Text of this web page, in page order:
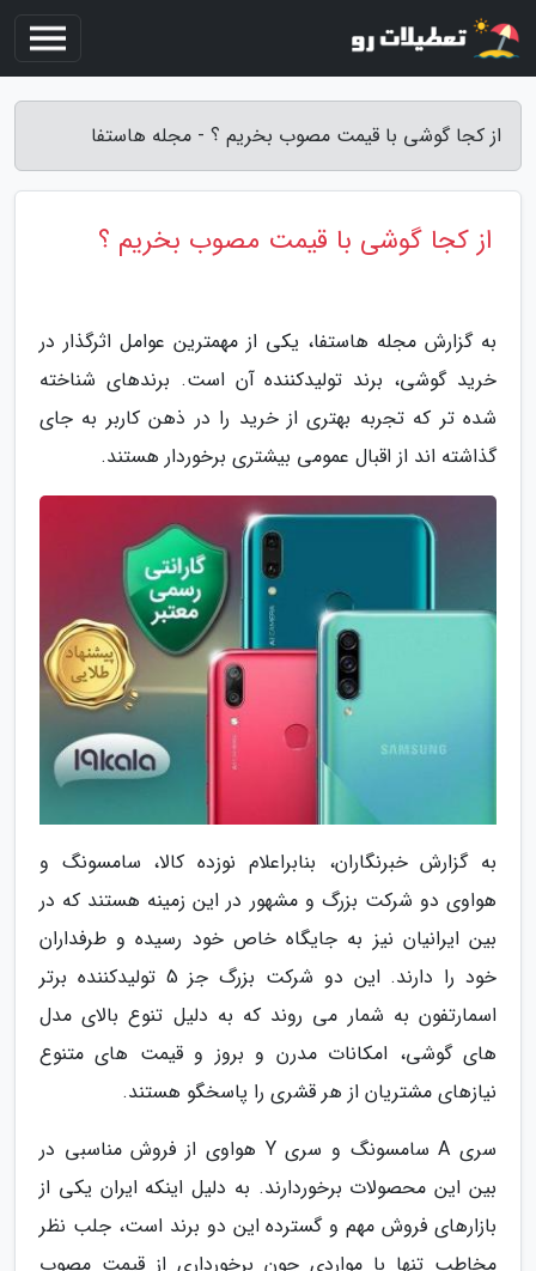
از کجا گوشی با قیمت مصوب بخریم ؟ - مجله هاستفا
از کجا گوشی با قیمت مصوب بخریم ؟
به گزارش مجله هاستفا، یکی از مهمترین عوامل اثرگذار در
خرید گوشی، برند تولیدکننده آن است. برندهای شناخته
شده تر که تجربه بهتری از خرید را در ذهن کاربر به جای
گذاشته اند از اقبال عمومی بیشتری برخوردار هستند.
به گزارش خبرنگاران، بنابراعلام نوزده کالا، سامسونگ و
هواوی دو شرکت بزرگ و مشهور در این زمینه هستند که در
بین ایرانیان نیز به جایگاه خاص خود رسیده و طرفداران
خود را دارند. این دو شرکت بزرگ جز 5 تولیدکننده برتر
اسمارتفون به شمار می روند که به دلیل تنوع بالای مدل
های گوشی، امکانات مدرن و بروز و قیمت های متنوع
نیازهای مشتریان از هر قشری را پاسخگو هستند.
سری A سامسونگ و سری Y هواوی از فروش مناسبی در
بین این محصولات برخوردارند. به دلیل اینکه ایران یکی از
بازارهای فروش مهم و گسترده این دو برند است، جلب نظر
مخاطب تنها با مواردی چون برخورداری از قیمت مصوب